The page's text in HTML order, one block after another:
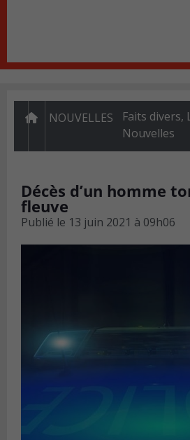
NOUVELLES Faits divers,
Nouvelles
Décès d’un homme
fleuve
Publié le 13 juin 2021 à 09h06